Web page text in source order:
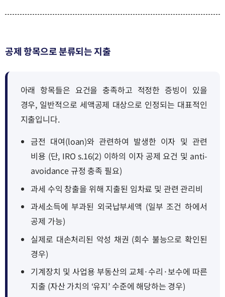
공제 항목으로 분류되는 지출
아래 항목들은 요건을 충족하고 적정한 증빙이 있을
경우, 일반적으로 세액공제 대상으로 인정되는 대표적인
지출입니다.
금전 대여(loan)와 관련하여 발생한 이자 및 관련
비용 (단, IRO s.16(2) 이하의 이자 공제 요건 및 anti-
avoidance 규정 충족 필요)
과세 수익 창출을 위해 지출된 임차료 및 관련 관리비
과세소득에 부과된 외국납부세액 (일부 조건 하에서
공제 가능)
실제로 대손처리된 악성 채권 (회수 불능으로 확인된
경우)
기계장치 및 사업용 부동산의 교체·수리·보수에 따른
지출 (자산 가치의 ‘유지’ 수준에 해당하는 경우)